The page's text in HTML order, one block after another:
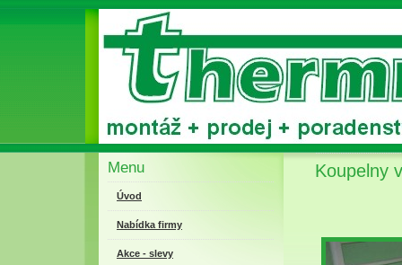
Menu
Úvod
Nabídka firmy
Akce - slevy
Koupelny